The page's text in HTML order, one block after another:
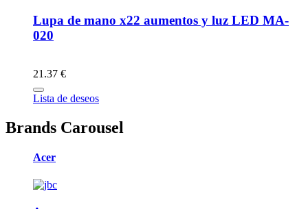
Lupa de mano x22 aumentos y luz LED MA-
020
21.37 €
Lista de deseos
Brands Carousel
Acer